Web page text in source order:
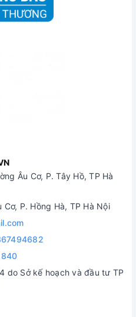
Âu Cơ, P. Tây Hồ, TP Hà
P. Hồng Hà, TP Hà Nội
do Sở kế hoạch và đầu tư TP